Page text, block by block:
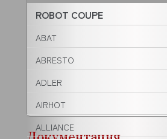
ROBOT COUPE
ABAT
ABRESTO
ADLER
AIRHOT
ALLIANCE